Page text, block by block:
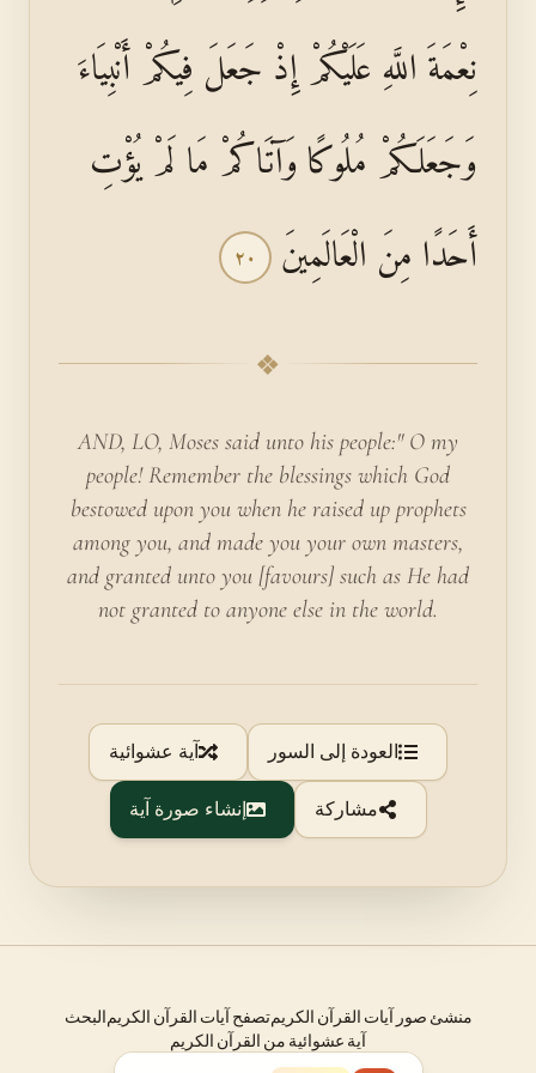
نِعْمَةَ اللَّهِ عَلَيْكُمْ إِذْ جَعَلَ فِيكُمْ أَنْبِيَاءَ
وَجَعَلَكُمْ مُلُوكًا وَآتَاكُمْ مَا لَمْ يُؤْتِ
أَحَدًا مِنَ الْعَالَمِينَ ٢٠
❖
AND, LO, Moses said unto his people:" O my
people! Remember the blessings which God
bestowed upon you when he raised up prophets
among you, and made you your own masters,
and granted unto you [favours] such as He had
not granted to anyone else in the world.
العودة إلى السور آية عشوائية
مشاركة إنشاء صورة آية
منشئ صور آيات القرآن الكريمتصفح آيات القرآن الكريمالبحث
آية عشوائية من القرآن الكريم